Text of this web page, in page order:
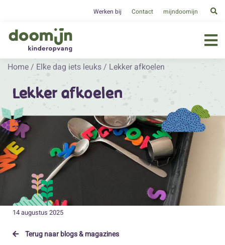
Werken bij Contact mijndoomijn
Home / Elke dag iets leuks / Lekker afkoelen
Lekker afkoelen
14 augustus 2025
Terug naar blogs & magazines